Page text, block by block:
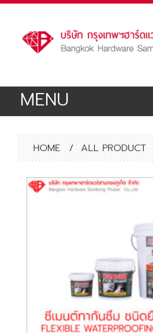
MENU
HOME / ALL PRODUCT